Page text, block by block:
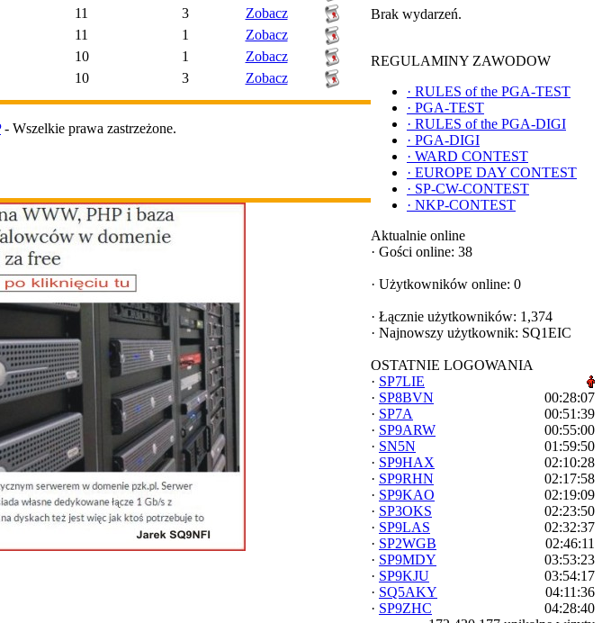
11 3
Zobacz
11 1
Zobacz
10 1
Zobacz
10 3 Zobacz
- Wszelkie prawa zastrzeżone.
Brak wydarzeń.
REGULAMINY ZAWODOW
· RULES of the PGA-TEST
· PGA-TEST
· RULES of the PGA-DIGI
· PGA-DIGI
· WARD CONTEST
· EUROPE DAY CONTEST
· SP-CW-CONTEST
· NKP-CONTEST
Aktualnie online
· Gości online: 38
· Użytkowników online: 0
· Łącznie użytkowników: 1,374
· Najnowszy użytkownik: SQ1EIC
OSTATNIE LOGOWANIA
· SP7LIE
· SP8BVN
00:28:07
· SP7A
00:51:39
· SP9ARW
00:55:00
· SN5N
01:59:50
· SP9HAX
02:10:28
· SP9RHN
02:17:58
· SP9KAO
02:19:09
· SP3OKS
02:23:50
· SP9LAS
02:32:37
· SP2WGB
02:46:11
· SP9MDY
03:53:23
· SP9KJU
03:54:17
· SQ5AKY
04:11:36
· SP9ZHC
04:28:40